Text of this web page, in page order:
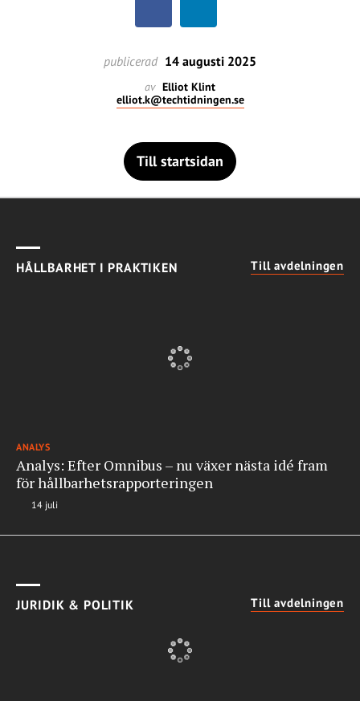
publicerad 14 augusti 2025
av Elliot Klint
elliot.k@techtidningen.se
Till startsidan
HÅLLBARHET I PRAKTIKEN Till avdelningen
ANALYS
Analys: Efter Omnibus – nu växer nästa idé fram
för hållbarhetsrapporteringen
14 juli
JURIDIK & POLITIK Till avdelningen